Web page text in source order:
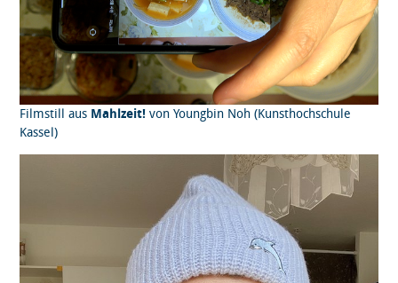
Filmstill aus Mahlzeit! von Youngbin Noh (Kunsthochschule
Kassel)